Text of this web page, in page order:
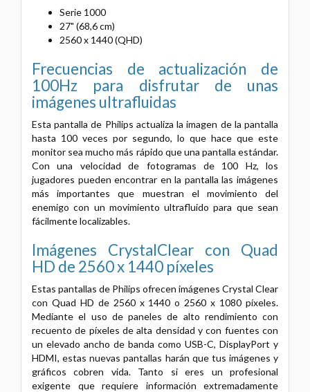
Serie 1000
27" (68,6 cm)
2560 x 1440 (QHD)
Frecuencias de actualización de
100Hz para disfrutar de unas
imágenes ultrafluidas
Esta pantalla de Philips actualiza la imagen de la pantalla
hasta 100 veces por segundo, lo que hace que este
monitor sea mucho más rápido que una pantalla estándar.
Con una velocidad de fotogramas de 100 Hz, los
jugadores pueden encontrar en la pantalla las imágenes
más importantes que muestran el movimiento del
enemigo con un movimiento ultrafluido para que sean
fácilmente localizables.
Imágenes CrystalClear con Quad
HD de 2560 x 1440 píxeles
Estas pantallas de Philips ofrecen imágenes Crystal Clear
con Quad HD de 2560 x 1440 o 2560 x 1080 píxeles.
Mediante el uso de paneles de alto rendimiento con
recuento de píxeles de alta densidad y con fuentes con
un elevado ancho de banda como USB-C, DisplayPort y
HDMI, estas nuevas pantallas harán que tus imágenes y
gráficos cobren vida. Tanto si eres un profesional
exigente que requiere información extremadamente